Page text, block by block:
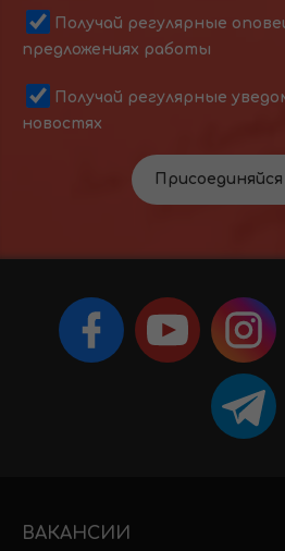
Получай регулярные
предложениях работы
Получай регулярные
новостях
ВАКАНСИИ